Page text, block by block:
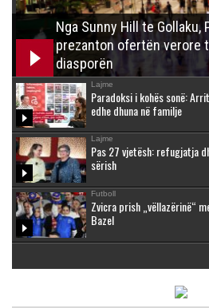
Nga Sunny Hill te Gollaku,
prezanton ofertën verore
diasporën
Lajme
Paradoksi i kohës sonë:
edhe dhuna në familje
Lajme
Pas 27 vjetësh: refugjatja
sërish
Futboll
Zvicra prish „vëllazërinë“
Bazel